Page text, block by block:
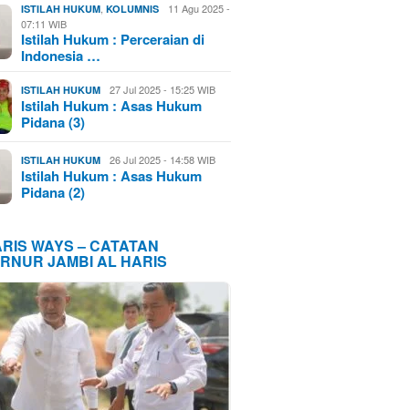
ISTILAH HUKUM ,KOLUMNIS
11 Agu 2025 -
07:11 WIB
Istilah Hukum : Perceraian di
Indonesia …
ISTILAH HUKUM 27 Jul 2025 - 15:25 WIB
Istilah Hukum : Asas Hukum
Pidana (3)
ISTILAH HUKUM 26 Jul 2025 - 14:58 WIB
Istilah Hukum : Asas Hukum
Pidana (2)
WAYS – CATATAN
JAMBI AL HARIS